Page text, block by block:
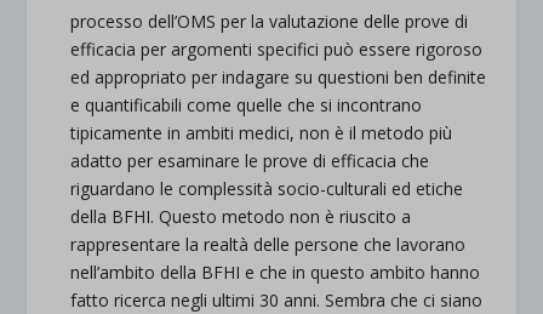
processo dell’OMS per la valutazione delle prove di
efficacia per argomenti specifici può essere rigoroso
ed appropriato per indagare su questioni ben definite
e quantificabili come quelle che si incontrano
tipicamente in ambiti medici, non è il metodo più
adatto per esaminare le prove di efficacia che
riguardano le complessità socio-culturali ed etiche
della BFHI. Questo metodo non è riuscito a
rappresentare la realtà delle persone che lavorano
nell’ambito della BFHI e che in questo ambito hanno
fatto ricerca negli ultimi 30 anni. Sembra che ci siano